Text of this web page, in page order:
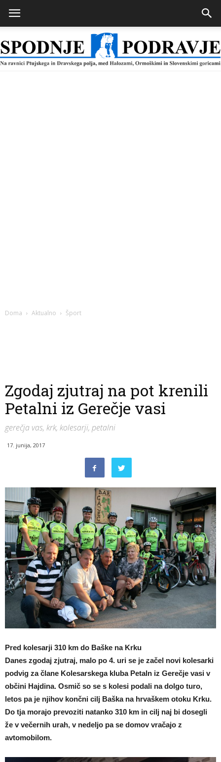
Doma Aktualno Šport
Zgodaj zjutraj na pot krenili
Petalni iz Gerečje vasi
gerečja vas, krk, kolesarji, petalni
17. junija, 2017
Pred kolesarji 310 km do Baške na Krku
Danes zgodaj zjutraj, malo po 4. uri se je začel novi kolesarki
podvig za člane Kolesarskega kluba Petaln iz Gerečje vasi v
občini Hajdina. Osmič so se s kolesi podali na dolgo turo,
letos pa je njihov končni cilj Baška na hrvaškem otoku Krku.
Do tja morajo prevoziti natanko 310 km in cilj naj bi dosegli
že v večernih urah, v nedeljo pa se domov vračajo z
avtomobilom.